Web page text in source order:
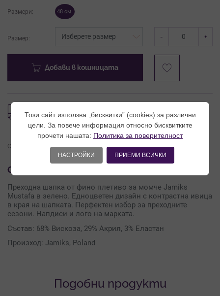
Размери: 48 см.
Размер: - +
Добави в кошницата
експресна доставка
размери
Сподели продукта:
Описание на продукта
Преходна шапка от фино плетиво за момче Jamiks
Mustafa в зелено. Едноцветен дизайн с контрастна ивица
в края на шапката. Перфектен избор за преходните
сезони. Напдиси и лого на марката.
Състав: 68% Вискоза, 29% Акрил, 3% Еластан
Произход: Jamiks, Poland
Подобни продукти
Този сайт използва „бисквитки” (cookies) за различни
цели. За повече информация относно бисквитките
прочети нашата: Политика за поверителност
НАСТРОЙКИ ПРИЕМИ ВСИЧКИ